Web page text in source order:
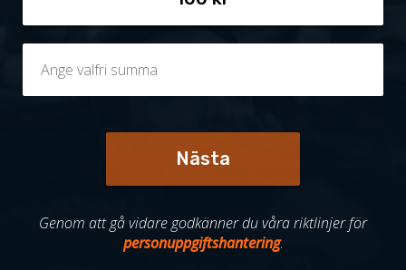
Nästa
Genom att gå vidare godkänner du våra riktlinjer för
personuppgiftshantering.